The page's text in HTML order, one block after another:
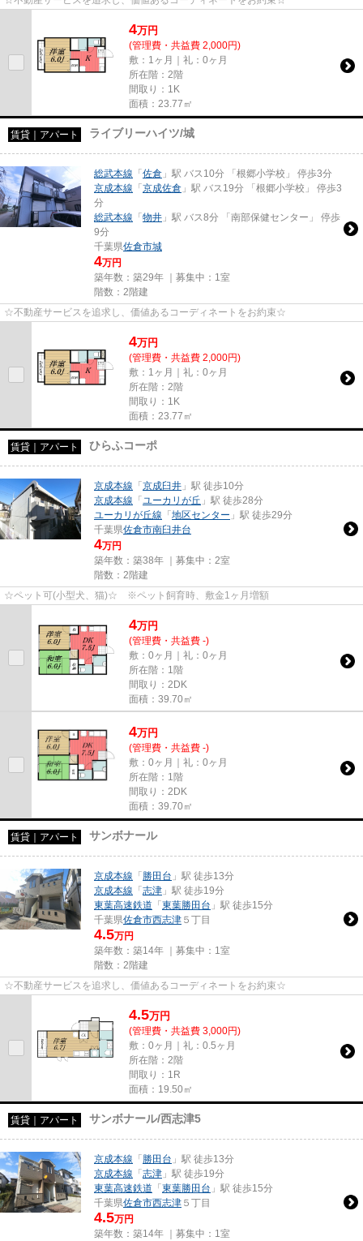
4万円
(管理費・共益費 2,000円)
敷：1ヶ月｜礼：0ヶ月
所在階：2階
間取り：1K
面積：23.77㎡
賃貸｜アパート ライブリーハイツ/城
総武本線 「 佐倉 」駅 バス10分 「根郷小学校」 停歩3分
京成本線 「 京成佐倉 」駅 バス19分 「根郷小学校」 停歩3
分
総武本線 「 物井 」駅 バス8分 「南部保健センター」 停歩
9分
千葉県佐倉市城
4万円
築年数：築29年 ｜募集中： 1室
階数：2階建
☆不動産サービスを追求し、価値あるコーディネートをお約束☆
4万円
(管理費・共益費 2,000円)
敷：1ヶ月｜礼：0ヶ月
所在階：2階
間取り：1K
面積：23.77㎡
賃貸｜アパート ひらふコーポ
京成本線 「 京成臼井 」駅 徒歩10分
京成本線 「 ユーカリが丘 」駅 徒歩28分
ユーカリが丘線 「 地区センター 」駅 徒歩29分
千葉県佐倉市南臼井台
4万円
築年数：築38年 ｜募集中： 2室
階数：2階建
☆ペット可(小型犬、猫)☆ ※ペット飼育時、敷金1ヶ月増額
4万円
(管理費・共益費 -)
敷：0ヶ月｜礼：0ヶ月
所在階：1階
間取り：2DK
面積：39.70㎡
4万円
(管理費・共益費 -)
敷：0ヶ月｜礼：0ヶ月
所在階：1階
間取り：2DK
面積：39.70㎡
賃貸｜アパート サンボナール
京成本線 「 勝田台 」駅 徒歩13分
京成本線 「 志津 」駅 徒歩19分
東葉高速鉄道 「 東葉勝田台 」駅 徒歩15分
千葉県佐倉市西志津 ５丁目
4.5万円
築年数：築14年 ｜募集中： 1室
階数：2階建
☆不動産サービスを追求し、価値あるコーディネートをお約束☆
4.5万円
(管理費・共益費 3,000円)
敷：0ヶ月｜礼：0.5ヶ月
所在階：2階
間取り：1R
面積：19.50㎡
賃貸｜アパート サンボナール/西志津5
京成本線 「 勝田台 」駅 徒歩13分
京成本線 「 志津 」駅 徒歩19分
東葉高速鉄道 「 東葉勝田台 」駅 徒歩15分
千葉県佐倉市西志津 ５丁目
4.5万円
築年数：築14年 ｜募集中： 1室